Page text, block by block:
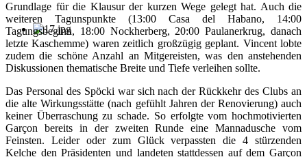
Grundlage für die Klausur der kurzen Wege gelegt hat. Auch die
weiteren Tagunspunkte (13:00 Casa del Habano, 14:00
Tagungsbeginn, 18:00 Nockherberg, 20:00 Paulanerkrug, danach
letzte Kaschemme) waren zeitlich großzügig geplant. Vincent lobte
zudem die schöne Anzahl an Mitgereisten, was den anstehenden
Diskussionen thematische Breite und Tiefe verleihen sollte.
Das Personal des Spöcki war sich nach der Rückkehr des Clubs an
die alte Wirkungsstätte (nach gefühlt Jahren der Renovierung) auch
keiner Überraschung zu schade. So erfolgte vom hochmotivierten
Garçon bereits in der zweiten Runde eine Mannadusche vom
Feinsten. Leider oder zum Glück verpassten die 4 stürzenden
Kelche den Präsidenten und landeten stattdessen auf dem Garçon